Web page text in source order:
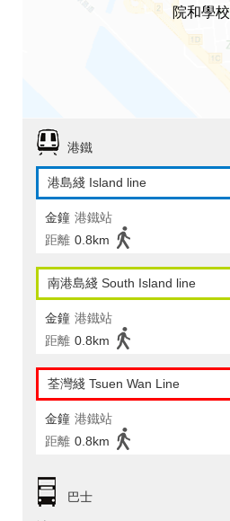
院和學校
港鐵
港島綫 Island line
金鐘 港鐵站
距離 0.8km
南港島綫 South Island line
金鐘 港鐵站
距離 0.8km
荃灣綫 Tsuen Wan Line
金鐘 港鐵站
距離 0.8km
巴士